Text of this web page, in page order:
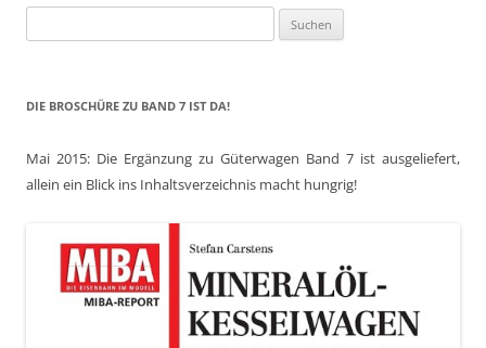
nach:
DIE BROSCHÜRE ZU BAND 7 IST DA!
Mai 2015: Die Ergänzung zu Güterwagen Band 7 ist ausgeliefert,
allein ein Blick ins Inhaltsverzeichnis macht hungrig!